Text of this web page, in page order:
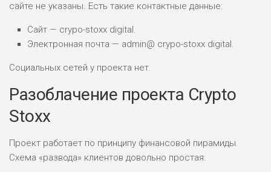
ДОХОД: ВЫСОКИЙ
БЮДЖЕТ: НИЗКИЙ
ОБЗОР
ВСЕМ
РИСКИ: НИЗКИЕ
БЮДЖЕТ: НИЗКИЙ
сайте не указаны. Есть такие контактные данные:
Сайт — crypo-stoxx digital.
Электронная почта — admin@ crypo-stoxx digital.
Социальных сетей у проекта нет.
Разоблачение проекта Crypto
Stoxx
Проект работает по принципу финансовой пирамиды.
Схема «развода» клиентов довольно простая: